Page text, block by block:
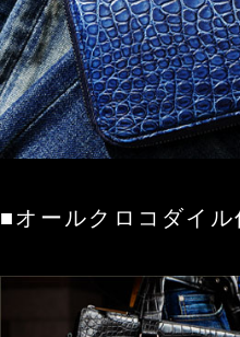
■オールクロコダイ